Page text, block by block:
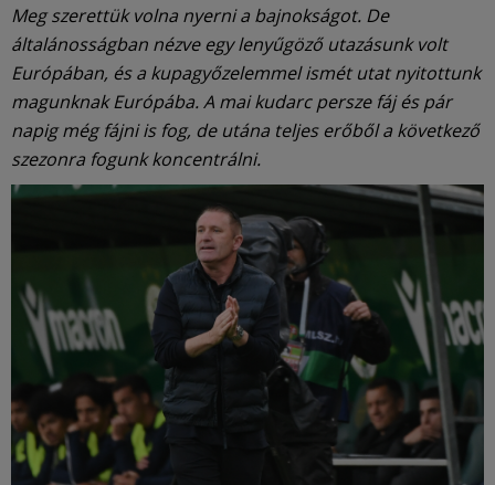
Meg szerettük volna nyerni a bajnokságot. De
általánosságban nézve egy lenyűgöző utazásunk volt
Európában, és a kupagyőzelemmel ismét utat nyitottunk
magunknak Európába. A mai kudarc persze fáj és pár
napig még fájni is fog, de utána teljes erőből a következő
szezonra fogunk koncentrálni.